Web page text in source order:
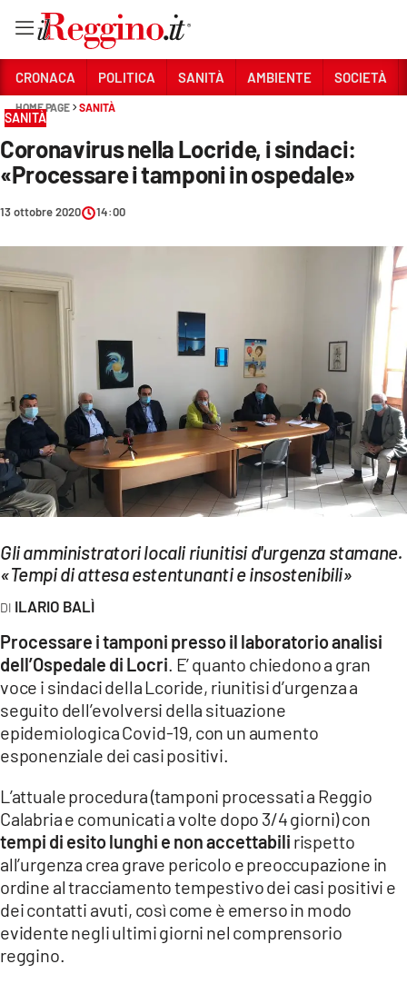
Sezioni
CRONACA
AMBIENTE
SOCIETÀ
ECONOMIA E LAVORO
EVENTI
SPORT
Streaming
LAC TV
LAC NETWORK
LaC
Network
LACPLAY.IT
LACTV.IT
LACONAIR.IT
LACITYMAG.IT
ILREGGINO.IT
COSENZACHANNEL.IT
ILVIBONESE.IT
CRONACA POLITICA SANITÀ AMBIENTE SOCIETÀ
HOME PAGE SANITÀ
SANITÀ
Coronavirus nella Locride, i sindaci:
«Processare i tamponi in ospedale»
13 ottobre 2020 14:00
Gli amministratori locali riunitisi d'urgenza stamane.
«Tempi di attesa estentunanti e insostenibili»
ILARIO BALÌ
Processare i tamponi presso il laboratorio analisi
dell’Ospedale di Locri. E’ quanto chiedono a gran
voce i sindaci della Lcoride, riunitisi d’urgenza a
seguito dell’evolversi della situazione
epidemiologica Covid-19, con un aumento
esponenziale dei casi positivi.
L’attuale procedura (tamponi processati a Reggio
Calabria e comunicati a volte dopo 3/4 giorni) con
tempi di esito lunghi e non accettabili rispetto
all’urgenza crea grave pericolo e preoccupazione in
ordine al tracciamento tempestivo dei casi positivi e
dei contatti avuti, così come è emerso in modo
evidente negli ultimi giorni nel comprensorio
reggino.